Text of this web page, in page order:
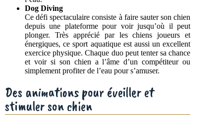
Dog Diving
Ce défi spectaculaire consiste à faire sauter son chien
depuis une plateforme pour voir jusqu’où il peut
plonger. Très apprécié par les chiens joueurs et
énergiques, ce sport aquatique est aussi un excellent
exercice physique. Chaque duo peut tenter sa chance
et voir si son chien a l’âme d’un compétiteur ou
simplement profiter de l’eau pour s’amuser.
Des animations pour éveiller et
stimuler son chien